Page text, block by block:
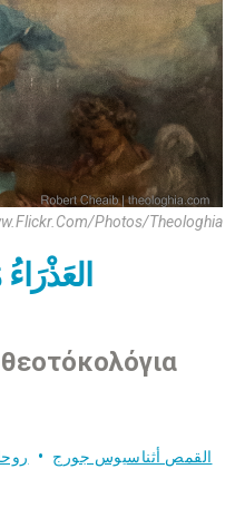
photos/theologhia
القمص أثناسيوس جورج